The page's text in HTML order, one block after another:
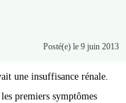
Posté(e) le 9 juin 2013
une insuffisance rénale.
premiers symptômes